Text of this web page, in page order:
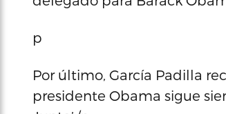
p
Por último, García Padilla
presidente Obama sigue